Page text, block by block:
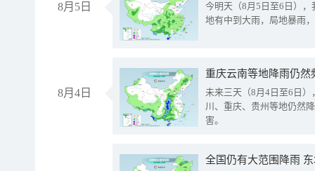
8月5日
今明天（8月5日至6日）
地有中到大雨，局地暴雨
8月4日
重庆云南等地降雨仍然
未来三天（8月4日至6日
川、重庆、贵州等地仍然
害。
全国仍有大范围降雨